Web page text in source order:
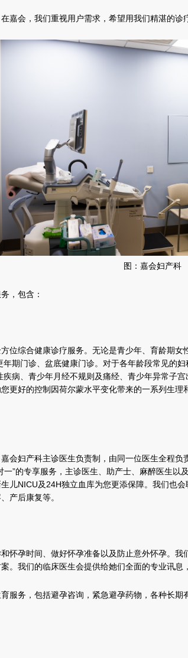
嘉会，我们重视用户需求，希望用我们精湛的诊
图：嘉会妇产科
，包含：
位综合健康诊疗服务。无论是青少年、育龄期
期门诊、盆底健康门诊。对于各年龄段常见的
病、青少年月经不规则及痛经、青少年异常子
更好的控制因荷尔蒙水平变化带来的一系列生
会妇产科主诊医生负责制，由同一位医生全程
”的专享服务，主诊医生、助产士、麻醉医生
儿NICU及24H独立血库为您更添保障。我们也
产后康复等。
怀孕时间、做好怀孕准备以及防止意外怀孕。
我们的临床医生会提供给她们全面的专业讯息
服务，包括避孕咨询，紧急避孕药物，各种长